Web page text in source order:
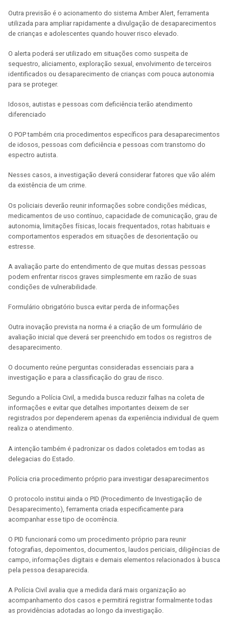
Outra previsão é o acionamento do sistema Amber Alert, ferramenta
utilizada para ampliar rapidamente a divulgação de desaparecimentos
de crianças e adolescentes quando houver risco elevado.
O alerta poderá ser utilizado em situações como suspeita de
sequestro, aliciamento, exploração sexual, envolvimento de terceiros
identificados ou desaparecimento de crianças com pouca autonomia
para se proteger.
Idosos, autistas e pessoas com deficiência terão atendimento
diferenciado
O POP também cria procedimentos específicos para desaparecimentos
de idosos, pessoas com deficiência e pessoas com transtorno do
espectro autista.
Nesses casos, a investigação deverá considerar fatores que vão além
da existência de um crime.
Os policiais deverão reunir informações sobre condições médicas,
medicamentos de uso contínuo, capacidade de comunicação, grau de
autonomia, limitações físicas, locais frequentados, rotas habituais e
comportamentos esperados em situações de desorientação ou
estresse.
A avaliação parte do entendimento de que muitas dessas pessoas
podem enfrentar riscos graves simplesmente em razão de suas
condições de vulnerabilidade.
Formulário obrigatório busca evitar perda de informações
Outra inovação prevista na norma é a criação de um formulário de
avaliação inicial que deverá ser preenchido em todos os registros de
desaparecimento.
O documento reúne perguntas consideradas essenciais para a
investigação e para a classificação do grau de risco.
Segundo a Polícia Civil, a medida busca reduzir falhas na coleta de
informações e evitar que detalhes importantes deixem de ser
registrados por dependerem apenas da experiência individual de quem
realiza o atendimento.
A intenção também é padronizar os dados coletados em todas as
delegacias do Estado.
Polícia cria procedimento próprio para investigar desaparecimentos
O protocolo institui ainda o PID (Procedimento de Investigação de
Desaparecimento), ferramenta criada especificamente para
acompanhar esse tipo de ocorrência.
O PID funcionará como um procedimento próprio para reunir
fotografias, depoimentos, documentos, laudos periciais, diligências de
campo, informações digitais e demais elementos relacionados à busca
pela pessoa desaparecida.
A Polícia Civil avalia que a medida dará mais organização ao
acompanhamento dos casos e permitirá registrar formalmente todas
as providências adotadas ao longo da investigação.